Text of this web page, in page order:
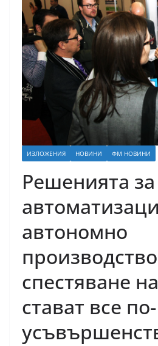
ИЗЛОЖЕНИЯ НОВИНИ ФМ НОВИНИ
Решенията
автономно
спестяване
стават все по-